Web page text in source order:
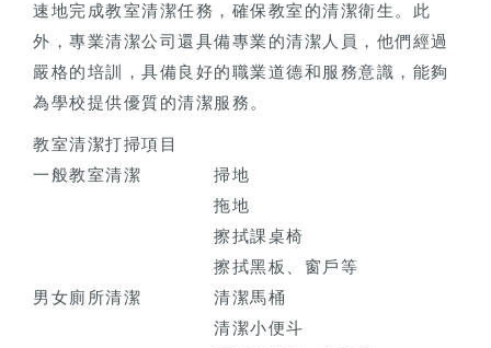
速地完成教室清潔任務，確保教室的清潔衛生。此
外，專業清潔公司還具備專業的清潔人員，他們經過
嚴格的培訓，具備良好的職業道德和服務意識，能夠
為學校提供優質的清潔服務。
教室清潔打掃項目
一般教室清潔
掃地
拖地
擦拭課桌椅
擦拭黑板、窗戶等
男女廁所清潔
清潔馬桶
清潔小便斗